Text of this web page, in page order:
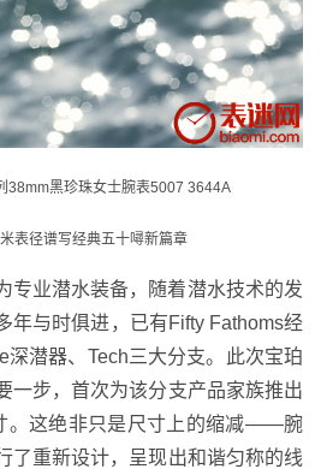
38mm黑珍珠女士腕表5007 3644A
表径谱写经典五十噚新篇章
专业潜水装备，随着潜水技术的发
与时俱进，已有Fifty Fathoms经
深潜器、Tech三大分支。此次宝珀
一步，首次为该分支产品家族推出
。这绝非只是尺寸上的缩减——腕
了重新设计，呈现出和谐匀称的线